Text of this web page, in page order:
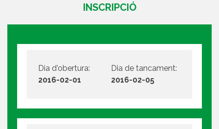
INSCRIPCIÓ
Dia d'obertura:
2016-02-01
Dia de tancament:
2016-02-05